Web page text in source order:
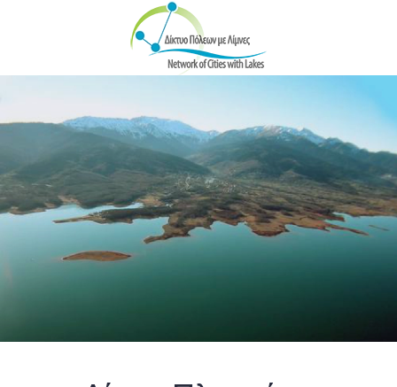
Skip to main content